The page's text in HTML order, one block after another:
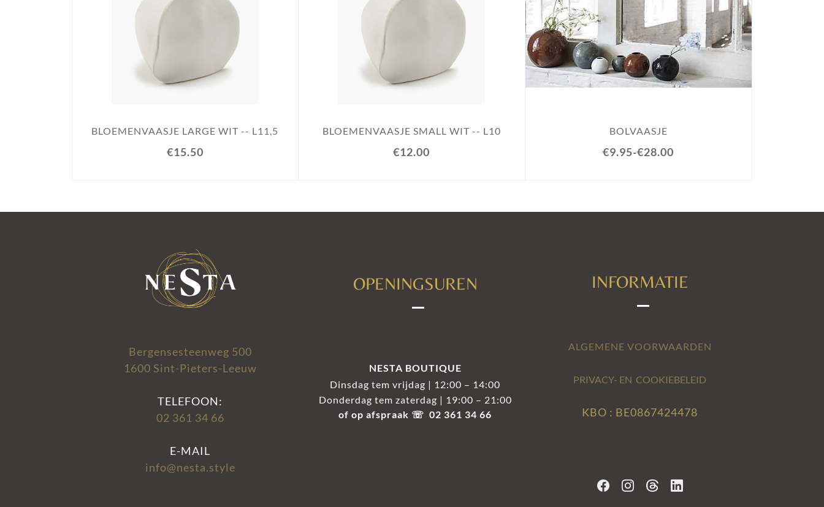
BLOEMENVAASJE LARGE WIT -- L11,5
€15.50
BLOEMENVAASJE SMALL WIT -- L10
€12.00
BOLVAASJE
€9.95-€28.00
Bergensesteenweg 500
1600 Sint-Pieters-Leeuw
TELEFOON:
02 361 34 66
E-MAIL
info@nesta.style
OPENINGSUREN
NESTA BOUTIQUE
Dinsdag tem vrijdag | 12:00 – 14:00
Donderdag tem zaterdag | 19:00 – 21:00
of op afspraak ☏ 02 361 34 66
INFORMATIE
ALGEMENE VOORWAARDEN
PRIVACY- EN COOKIEBELEID
KBO : BE0867424478